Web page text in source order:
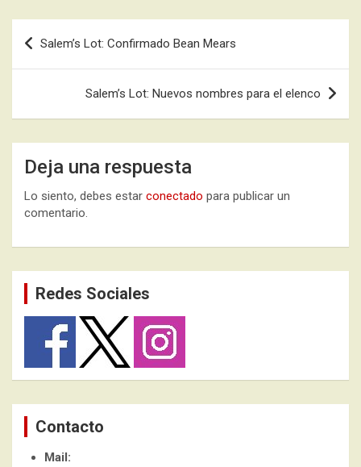
Navegación
de
entradas
Salem’s Lot: Confirmado Bean Mears
Salem’s Lot: Nuevos nombres para el elenco
Deja una respuesta
Lo siento, debes estar conectado para publicar un
comentario.
Redes Sociales
Contacto
Mail: